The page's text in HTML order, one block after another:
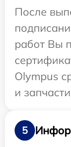
После
работ Вы
Olympus
и
5